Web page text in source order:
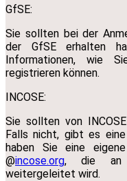
GfSE:
Sie sollten bei der
der GfSE erhalten
Informationen, wie
registrieren können.
INCOSE:
Sie sollten von
Falls nicht, gibt es eine
haben Sie eine
@incose.org, die an
weitergeleitet wird.